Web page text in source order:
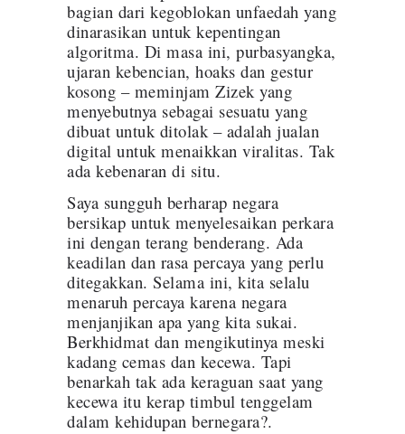
bagian dari kegoblokan unfaedah yang
dinarasikan untuk kepentingan
algoritma. Di masa ini, purbasyangka,
ujaran kebencian, hoaks dan gestur
kosong – meminjam Zizek yang
menyebutnya sebagai sesuatu yang
dibuat untuk ditolak – adalah jualan
digital untuk menaikkan viralitas. Tak
ada kebenaran di situ.
Saya sungguh berharap negara
bersikap untuk menyelesaikan perkara
ini dengan terang benderang. Ada
keadilan dan rasa percaya yang perlu
ditegakkan. Selama ini, kita selalu
menaruh percaya karena negara
menjanjikan apa yang kita sukai.
Berkhidmat dan mengikutinya meski
kadang cemas dan kecewa. Tapi
benarkah tak ada keraguan saat yang
kecewa itu kerap timbul tenggelam
dalam kehidupan bernegara?.